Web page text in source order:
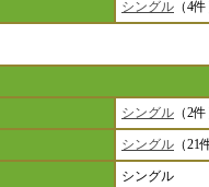
シングル （4
シングル （2
シングル （21
シングル